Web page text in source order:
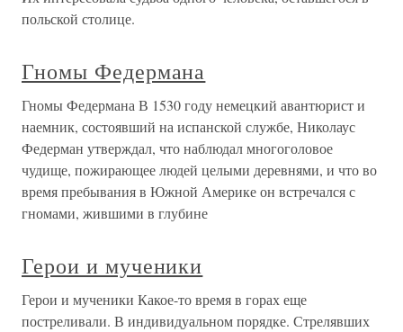
польской столице.
Гномы Федермана
Гномы Федермана В 1530 году немецкий авантюрист и
наемник, состоявший на испанской службе, Николаус
Федерман утверждал, что наблюдал многоголовое
чудище, пожирающее людей целыми деревнями, и что во
время пребывания в Южной Америке он встречался с
гномами, жившими в глубине
Герои и мученики
Герои и мученики Какое-то время в горах еще
постреливали. В индивидуальном порядке. Стрелявших